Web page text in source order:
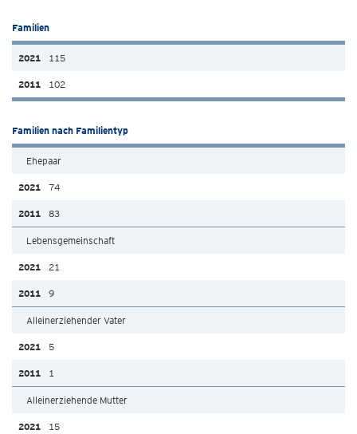
Familien
115
102
Familien nach Familientyp
Ehepaar
74
83
Lebensgemeinschaft
21
9
Alleinerziehender Vater
5
1
Alleinerziehende Mutter
15